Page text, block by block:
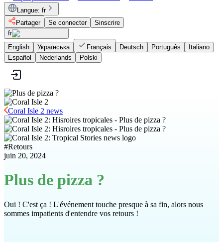
Langue: fr
Partager
Se connecter
Sinscrire
fr
English
Українська Français Deutsch Português
Italiano
Español
Nederlands Polski
Coral Isle 2 news
#Retours
juin 20, 2024
Plus de pizza ?
Oui ! C'est ça ! L'événement touche presque à sa fin, alors nous
sommes impatients d'entendre vos retours !